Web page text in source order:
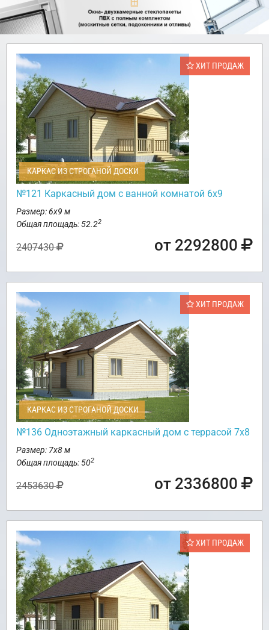
ХИТ ПРОДАЖ
КАРКАС ИЗ СТРОГАНОЙ ДОСКИ
№121 Каркасный дом с ванной комнатой 6х9
Размер: 6х9 м
Общая площадь: 52.22
2407430 от 2292800
ХИТ ПРОДАЖ
КАРКАС ИЗ СТРОГАНОЙ ДОСКИ
№136 Одноэтажный каркасный дом с террасой 7х8
Размер: 7х8 м
Общая площадь: 502
2453630 от 2336800
ХИТ ПРОДАЖ